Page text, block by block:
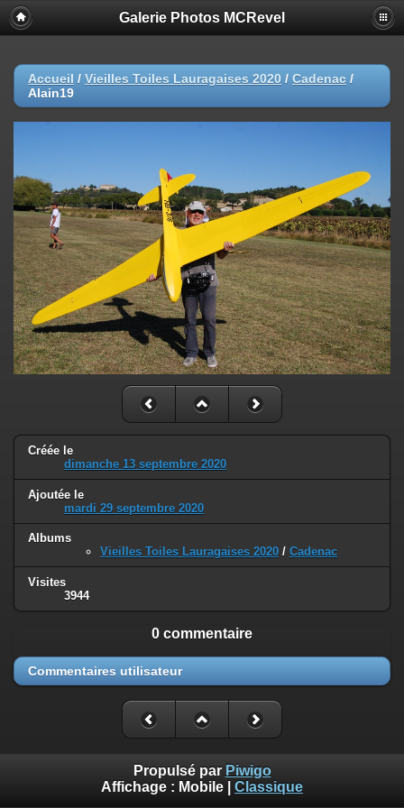
Galerie Photos MCRevel
Accueil / Vieilles Toiles Lauragaises 2020 / Cadenac /
Alain19
Créée le
dimanche 13 septembre 2020
Ajoutée le
mardi 29 septembre 2020
Albums
Vieilles Toiles Lauragaises 2020 / Cadenac
Visites
3944
0 commentaire
Commentaires utilisateur
Propulsé par Piwigo
Affichage : Mobile Classique